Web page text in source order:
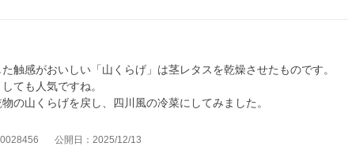
触感がおいしい「山くらげ」は茎レタスを乾燥させたものです。
ても人気ですね。
の山くらげを戻し、四川風の冷菜にしてみました。
公開日：2025/12/13